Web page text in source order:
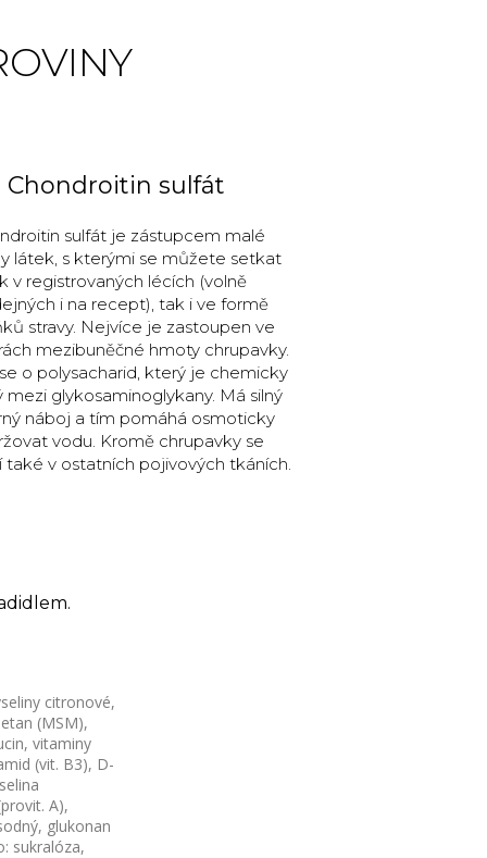
Chondroitin sulfát
sulfát je zástupcem malé
látek, s kterými se můžete setkat
v registrovaných lécích (volně
i na recept), tak i ve formě
stravy. Nejvíce je zastoupen ve
mezibuněčné hmoty chrupavky.
o polysacharid, který je chemicky
mezi glykosaminoglykany. Má silný
náboj a tím pomáhá osmoticky
vodu. Kromě chrupavky se
také v ostatních pojivových tkáních.
citronové,
(MSM),
vitaminy
(vit. B3), D-
A),
glukonan
sukralóza,